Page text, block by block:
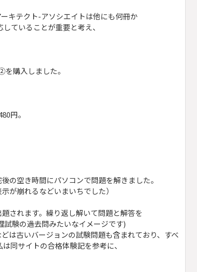
キテクト-アソシエイトは他にも何冊か
ていることが重要と考え、
購入しました。
円。
空き時間にパソコンで問題を解きました。
が崩れるなどいまいちでした）
されます。繰り返し解いて問題と解答を
験の過去問みたいなイメージです)
は古いバージョンの試験問題も含まれており、すべ
同サイトの合格体験記を参考に、